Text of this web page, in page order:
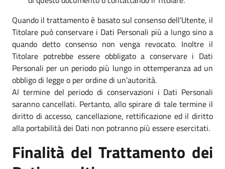
Quando il trattamento è basato sul consenso dell’Utente, il
Titolare può conservare i Dati Personali più a lungo sino a
quando detto consenso non venga revocato. Inoltre il
Titolare potrebbe essere obbligato a conservare i Dati
Personali per un periodo più lungo in ottemperanza ad un
obbligo di legge o per ordine di un’autorità.
Al termine del periodo di conservazioni i Dati Personali
saranno cancellati. Pertanto, allo spirare di tale termine il
diritto di accesso, cancellazione, rettificazione ed il diritto
alla portabilità dei Dati non potranno più essere esercitati.
Finalità del Trattamento dei